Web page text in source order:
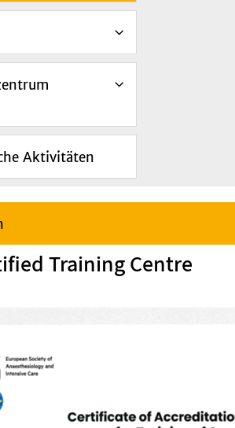
Aktivitäten
Training Centre